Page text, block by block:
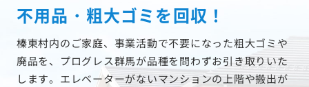
不用品・粗大ゴミを回収！
榛東村内のご家庭、事業活動で不要になった粗大ゴミや
廃品を、プログレス群馬が品種を問わずお引き取りいた
します。エレベーターがないマンションの上階や搬出が